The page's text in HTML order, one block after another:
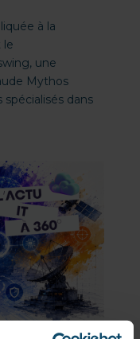
à la
le
une
Mythos
spécialisés dans